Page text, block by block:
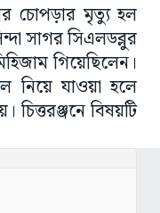
চোপড়ার মৃত্যু হল
সাগর সিএলডব্লুর
গিয়েছিলেন।
নিয়ে যাওয়া হলে
বিষয়টি